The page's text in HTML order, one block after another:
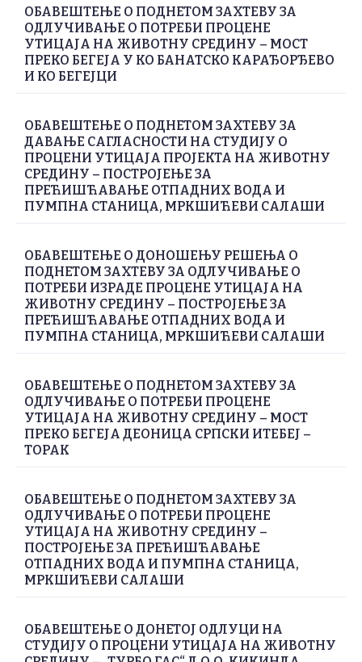
ОБАВЕШТЕЊЕ О ПОДНЕТОМ ЗАХТЕВУ ЗА
ОДЛУЧИВАЊЕ О ПОТРЕБИ ПРОЦЕНЕ
УТИЦАЈА НА ЖИВОТНУ СРЕДИНУ – МОСТ
ПРЕКО БЕГЕЈА У КО БАНАТСКО КАРАЂОРЂЕВО
И КО БЕГЕЈЦИ
ОБАВЕШТЕЊЕ О ПОДНЕТОМ ЗАХТЕВУ ЗА
ДАВАЊЕ САГЛАСНОСТИ НА СТУДИЈУ О
ПРОЦЕНИ УТИЦАЈА ПРОЈЕКТА НА ЖИВОТНУ
СРЕДИНУ – ПОСТРОЈЕЊЕ ЗА
ПРЕЋИШЋАВАЊЕ ОТПАДНИХ ВОДА И
ПУМПНА СТАНИЦА, МРКШИЋЕВИ САЛАШИ
ОБАВЕШТЕЊЕ О ДОНОШЕЊУ РЕШЕЊА О
ПОДНЕТОМ ЗАХТЕВУ ЗА ОДЛУЧИВАЊЕ О
ПОТРЕБИ ИЗРАДЕ ПРОЦЕНЕ УТИЦАЈА НА
ЖИВОТНУ СРЕДИНУ – ПОСТРОЈЕЊЕ ЗА
ПРЕЋИШЋАВАЊЕ ОТПАДНИХ ВОДА И
ПУМПНА СТАНИЦА, МРКШИЋЕВИ САЛАШИ
ОБАВЕШТЕЊЕ О ПОДНЕТОМ ЗАХТЕВУ ЗА
ОДЛУЧИВАЊЕ О ПОТРЕБИ ПРОЦЕНЕ
УТИЦАЈА НА ЖИВОТНУ СРЕДИНУ – МОСТ
ПРЕКО БЕГЕЈА ДЕОНИЦА СРПСКИ ИТЕБЕЈ –
ТОРАК
ОБАВЕШТЕЊЕ О ПОДНЕТОМ ЗАХТЕВУ ЗА
ОДЛУЧИВАЊЕ О ПОТРЕБИ ПРОЦЕНЕ
УТИЦАЈА НА ЖИВОТНУ СРЕДИНУ –
ПОСТРОЈЕЊЕ ЗА ПРЕЋИШЋАВАЊЕ
ОТПАДНИХ ВОДА И ПУМПНА СТАНИЦА,
МРКШИЋЕВИ САЛАШИ
ОБАВЕШТЕЊЕ О ДОНЕТОЈ ОДЛУЦИ НА
СТУДИЈУ О ПРОЦЕНИ УТИЦАЈА НА ЖИВОТНУ